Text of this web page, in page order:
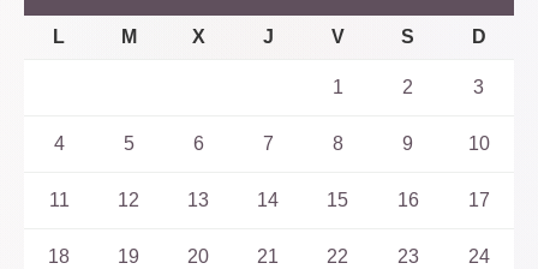
L M X J V S D
1 2 3
4 5 6 7 8 9 10
11 12 13 14 15 16 17
18 19 20 21 22 23 24